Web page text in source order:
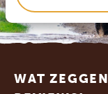
Footer
WAT